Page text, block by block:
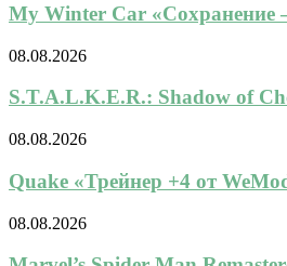
My Winter Car
08.08.2026
S.T.A.L.K.E.R.: Shadow of
08.08.2026
Quake «Трейнер +4 от
08.08.2026